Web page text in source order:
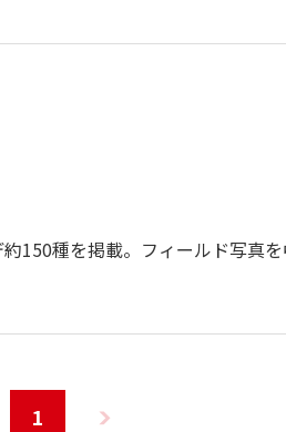
150種を掲載。フィールド写真
1